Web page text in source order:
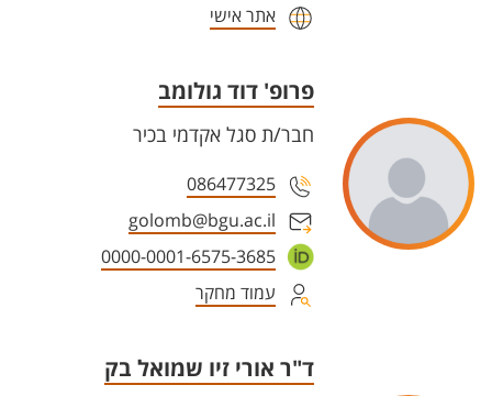
אתר אישי
פרופ' דוד גולומב
חבר/ת סגל אקדמי בכיר
086477325
golomb@bgu.ac.il
0000-0001-6575-3685
עמוד מחקר
ד"ר אורי זיו שמואל בק